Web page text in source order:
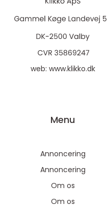
web: www.klikko.dk
Menu
Annoncering
Annoncering
Om os
Om os